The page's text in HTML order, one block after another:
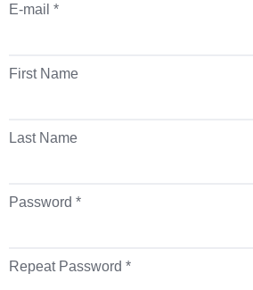
E-mail *
First Name
Last Name
Password *
Repeat Password *